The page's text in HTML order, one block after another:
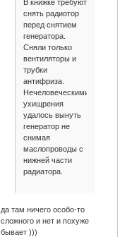
В книжке требуют
снять радиотор
перед снятием
генератора.
Сняли только
вентиляторы и
трубки
антифриза.
Нечеловеческими
ухищрения
удалось вынуть
генератор не
снимая
маслопроводы с
нижней части
радиатора.
да там ничего особо-то
сложного и нет и похуже
бывает )))